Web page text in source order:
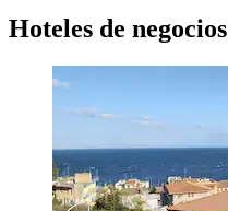
Hoteles de